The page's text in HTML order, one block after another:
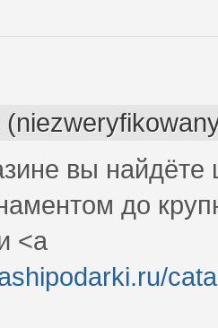
вы найдёте
до
<a